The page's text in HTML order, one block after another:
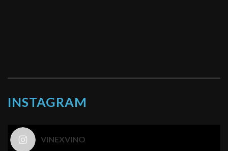
INSTAGRAM
VINEXVINO